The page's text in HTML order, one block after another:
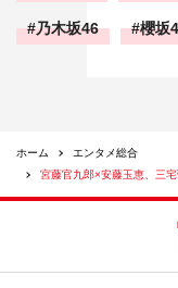
乃木坂46 櫻坂
ホーム
エンタメ総合
宮藤官九郎×安藤玉恵、三